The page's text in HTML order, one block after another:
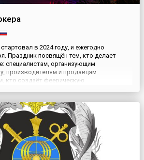
в 2024 году, и ежегодно
Праздник посвящён тем, кто делает
специалистам, организующим
производителям и продавцам
кто создаёт феерическую
«Дядя Гриша», который а...